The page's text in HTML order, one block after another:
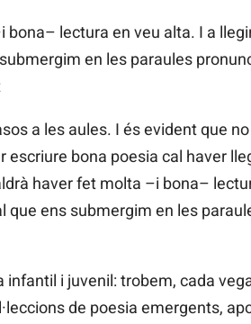
lectura en veu alta. I a
en les paraules
a les aules. I és evident que
escriure bona poesia cal haver
haver fet molta –i bona–
que ens submergim en les
i juvenil: trobem, cada
de poesia emergents,